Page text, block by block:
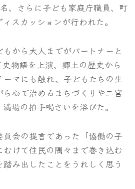
、さらに子ども家庭庁職員、町
スカッションが行われた。
から大人までがパートナーと
物語を上演、郷土の歴史から
マにも触れ、子どもたちの生
ら心で治めるまちづくりや二宮
場の拍手喝さいを浴びた。
会の提言であった「協働の子
むけて住民の隅々まで巻き込む
み出したことをうれしく思う